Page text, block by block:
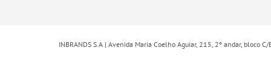
INBRANDS S.A | Avenida Maria Coelho Aguiar, 215, 2º andar, bloco